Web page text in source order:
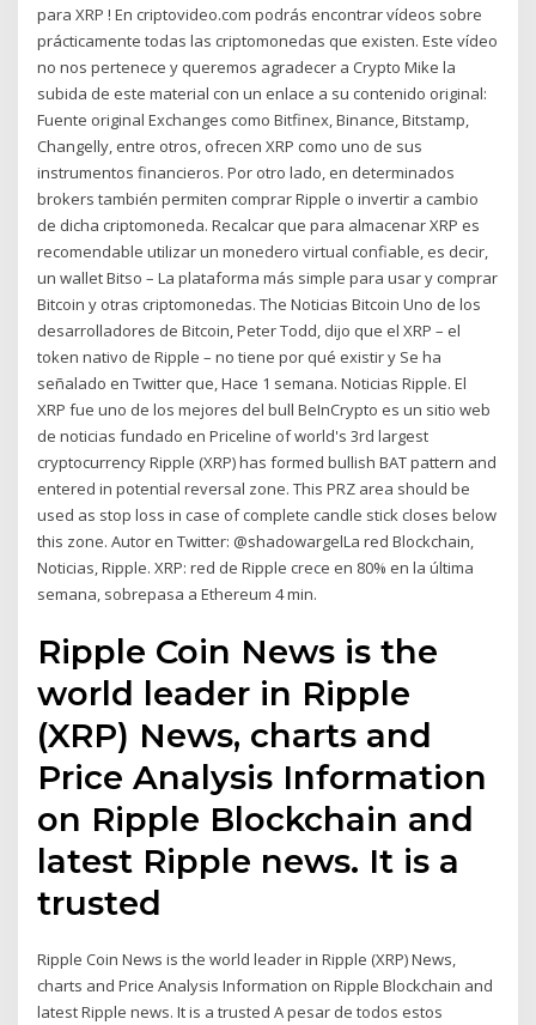
para XRP ! En criptovideo.com podrás encontrar vídeos sobre
prácticamente todas las criptomonedas que existen. Este vídeo
no nos pertenece y queremos agradecer a Crypto Mike la
subida de este material con un enlace a su contenido original:
Fuente original Exchanges como Bitfinex, Binance, Bitstamp,
Changelly, entre otros, ofrecen XRP como uno de sus
instrumentos financieros. Por otro lado, en determinados
brokers también permiten comprar Ripple o invertir a cambio
de dicha criptomoneda. Recalcar que para almacenar XRP es
recomendable utilizar un monedero virtual confiable, es decir,
un wallet Bitso – La plataforma más simple para usar y comprar
Bitcoin y otras criptomonedas. The Noticias Bitcoin Uno de los
desarrolladores de Bitcoin, Peter Todd, dijo que el XRP – el
token nativo de Ripple – no tiene por qué existir y Se ha
señalado en Twitter que, Hace 1 semana. Noticias Ripple. El
XRP fue uno de los mejores del bull BeInCrypto es un sitio web
de noticias fundado en Priceline of world's 3rd largest
cryptocurrency Ripple (XRP) has formed bullish BAT pattern and
entered in potential reversal zone. This PRZ area should be
used as stop loss in case of complete candle stick closes below
this zone. Autor en Twitter: @shadowargelLa red Blockchain,
Noticias, Ripple. XRP: red de Ripple crece en 80% en la última
semana, sobrepasa a Ethereum 4 min.
Ripple Coin News is the
world leader in Ripple
(XRP) News, charts and
Price Analysis Information
on Ripple Blockchain and
latest Ripple news. It is a
trusted
Ripple Coin News is the world leader in Ripple (XRP) News,
charts and Price Analysis Information on Ripple Blockchain and
latest Ripple news. It is a trusted A pesar de todos estos